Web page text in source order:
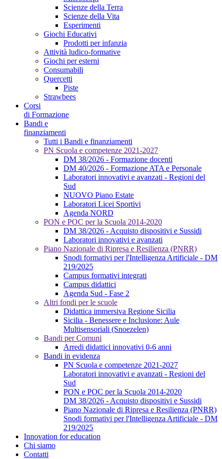
Scienze della Terra
Scienze della Vita
Esperimenti
Giochi Educativi
Prodotti per infanzia
Attività ludico-formative
Giochi per esterni
Consumabili
Quercetti
Piste
Strawbees
Corsi
di Formazione
Bandi e
finanziamenti
Tutti i Bandi e finanziamenti
PN Scuola e competenze 2021-2027
DM 38/2026 - Formazione docenti
DM 40/2026 - Formazione ATA e Personale
Laboratori innovativi e avanzati - Regioni del
Sud
NUOVO Piano Estate
Laboratori Licei Sportivi
Agenda NORD
PON e POC per la Scuola 2014-2020
DM 38/2026 - Acquisto dispositivi e Sussidi
Laboratori innovativi e avanzati
Piano Nazionale di Ripresa e Resilienza (PNRR)
Snodi formativi per l'Intelligenza Artificiale - DM
219/2025
Campus formativi integrati
Campus didattici
Agenda Sud - Fase 2
Altri fondi per le scuole
Didattica immersiva Regione Sicilia
Sicilia - Benessere e Inclusione: Aule
Multisensoriali (Snoezelen)
Bandi per Comuni
Arredi didattici innovativi 0-6 anni
Bandi in evidenza
PN Scuola e competenze 2021-2027
Laboratori innovativi e avanzati - Regioni del
Sud
PON e POC per la Scuola 2014-2020
DM 38/2026 - Acquisto dispositivi e Sussidi
Piano Nazionale di Ripresa e Resilienza (PNRR)
Snodi formativi per l'Intelligenza Artificiale - DM
219/2025
Innovation for education
Chi siamo
Contatti